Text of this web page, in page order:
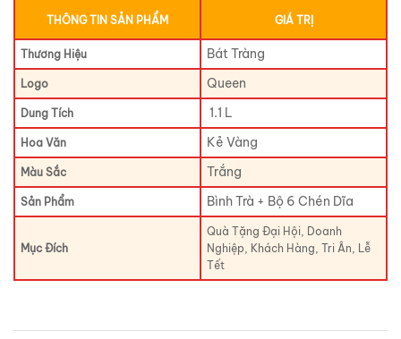
THÔNG TIN SẢN PHẨM GIÁ TRỊ
Thương Hiệu Bát Tràng
Logo Queen
Dung Tích 1.1 L
Hoa Văn Kẻ Vàng
Màu Sắc Trắng
Sản Phẩm Bình Trà + Bộ 6 Chén Dĩa
Mục Đích
Quà Tặng Đại Hội, Doanh
Nghiệp, Khách Hàng, Tri Ân, Lễ
Tết